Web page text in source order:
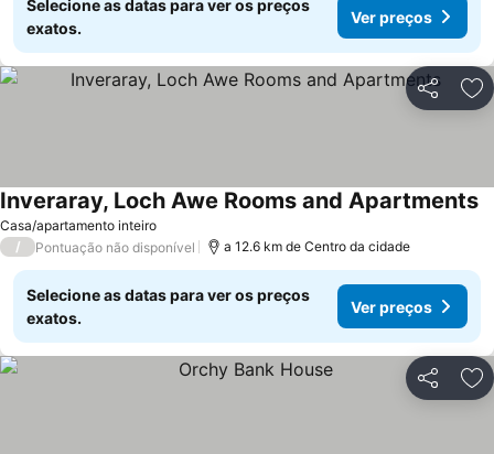
Selecione as datas para ver os preços
exatos.
Ver preços
Partilhar
Casa/apartamento inteiro
Inveraray, Loch Awe Rooms and Apartments
/ Pontuação não disponível a 12.6 km de Centro da cidade
Selecione as datas para ver os preços
exatos.
Ver preços
Partilhar